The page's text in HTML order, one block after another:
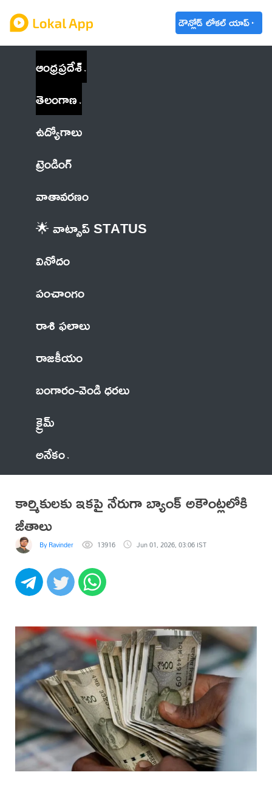
డౌన్లోడ్ లోకల్ యాప్
ఆంధ్రప్రదేశ్
తెలంగాణ
ఉద్యోగాలు
ట్రెండింగ్
వాతావరణం
🌟 వాట్సాప్ STATUS
వినోదం
పంచాంగం
రాశి ఫలాలు
రాజకీయం
బంగారం-వెండి ధరలు
క్రైమ్
అనేకం
కార్మికులకు ఇకపై నేరుగా బ్యాంక్ అకౌంట్లలోకి
జీతాలు
By Ravinder 13916 Jun 01, 2026, 03:06 IST